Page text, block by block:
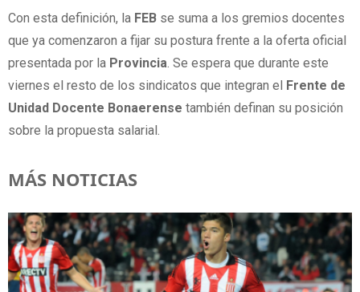
Con esta definición, la FEB se suma a los gremios docentes
que ya comenzaron a fijar su postura frente a la oferta oficial
presentada por la Provincia. Se espera que durante este
viernes el resto de los sindicatos que integran el
Frente de
Unidad Docente Bonaerense también definan su posición
sobre la propuesta salarial.
MÁS NOTICIAS